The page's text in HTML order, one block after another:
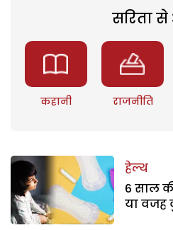
सरिता
कहानी राजनीति
हेल्थ
6 साल
या